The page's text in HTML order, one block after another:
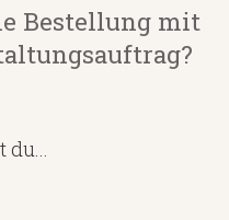
Bestellung mit
du...